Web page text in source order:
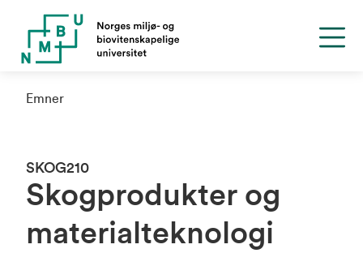
Emner
SKOG210
Skogprodukter og
materialteknologi